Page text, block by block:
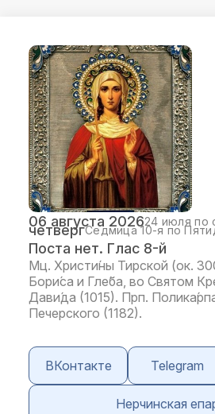
06 августа 202624 июля по
четвергСедмица 10-я по
Поста нет. Глас 8-й
Мц. Христи́ны Тирской (ок.
Бори́са и Гле́ба, во Святом
Дави́да (1015). Прп.
Печерского (1182).
ВКонтакте Telegram
Нерчинская